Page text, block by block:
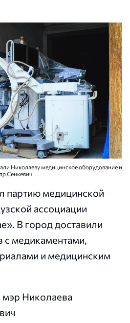
Николаеву медицинское оборудование и
Сенкевич
партию медицинской
ассоциации
В город доставили
с медикаментами,
и медицинским
мэр Николаева